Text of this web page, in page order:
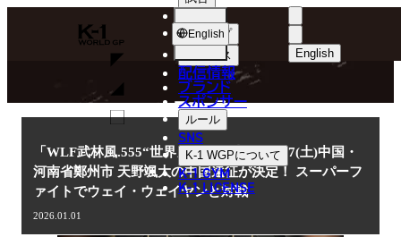
K-
WGP
English
中文（简体
ショップ
ニュース
配信情報
ブランド
スポンサー
ルール
SNS
K-1 WGPについて
K-1 GYM
K-1 LICENSE
English
NEWS
ニュース
「WLF武林風.555“世界カンフー盛典”」2.7(土)中国・
河南省鄭州市 天野颯大の中国遠征が決定！ スーパーフ
ァイトでウェイ・ウェイヤンと対戦
2026.01.01